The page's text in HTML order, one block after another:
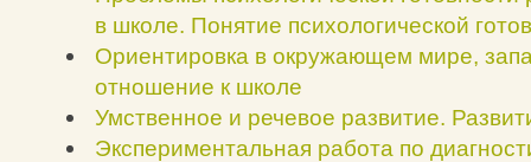
в школе. Понятие психологической
Ориентировка в окружающем мире,
отношение к школе
Умственное и речевое развитие.
Экспериментальная работа по